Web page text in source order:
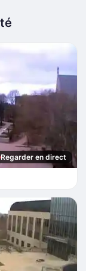
Regarder en direct